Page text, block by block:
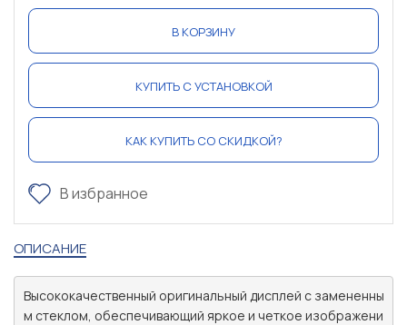
В КОРЗИНУ
КУПИТЬ С УСТАНОВКОЙ
КАК КУПИТЬ СО СКИДКОЙ?
В избранное
ОПИСАНИЕ
Высококачественный оригинальный дисплей с замененны
м стеклом, обеспечивающий яркое и четкое изображени